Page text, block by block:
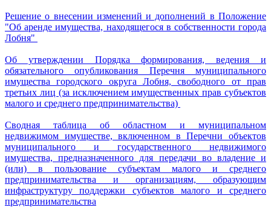
Решение о внесении изменений и дополнений в Положение
"Об аренде имущества, находящегося в собственности города
Лобня"
Об утверждении Порядка формирования, ведения и
обязательного опубликования Перечня муниципального
имущества городского округа Лобня, свободного от прав
третьих лиц (за исключением имущественных прав субъектов
малого и среднего предпринимательства)
Сводная таблица об областном и муниципальном
недвижимом имуществе, включенном в Перечни объектов
муниципального и государственного недвижимого
имущества, предназначенного для передачи во владение и
(или) в пользование субъектам малого и среднего
предпринимательства и организациям, образующим
инфраструктуру поддержки субъектов малого и среднего
предпринимательства